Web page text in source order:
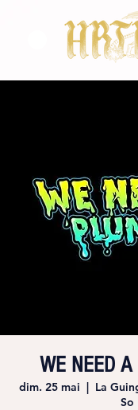
WE NEED A
dim. 25 mai
  |
La
So